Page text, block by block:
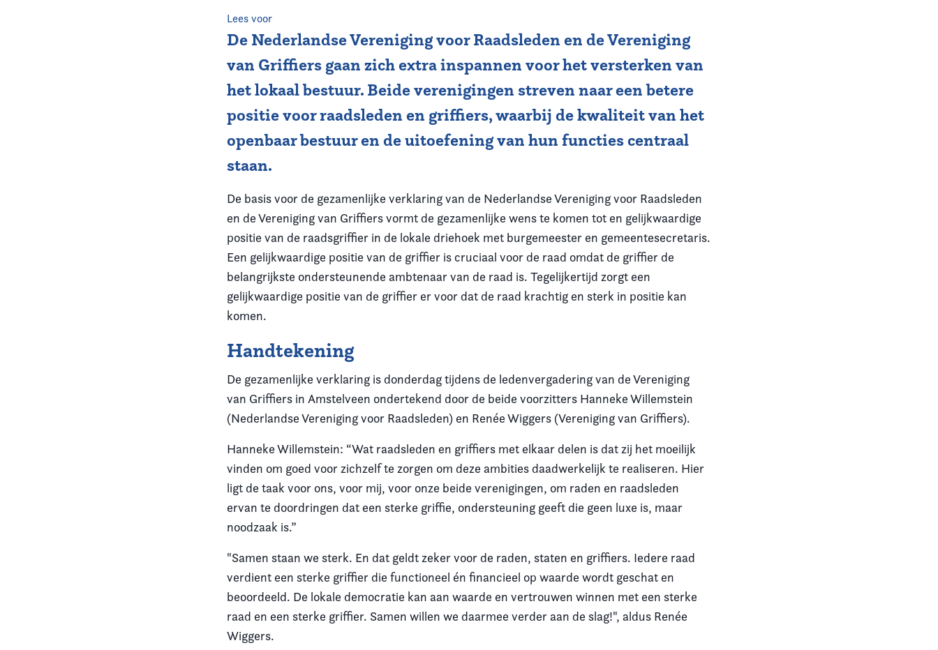
Lees voor
De Nederlandse Vereniging voor Raadsleden en de Vereniging
van Griffiers gaan zich extra inspannen voor het versterken van
het lokaal bestuur. Beide verenigingen streven naar een betere
positie voor raadsleden en griffiers, waarbij de kwaliteit van het
openbaar bestuur en de uitoefening van hun functies centraal
staan.
De basis voor de gezamenlijke verklaring van de Nederlandse Vereniging voor Raadsleden
en de Vereniging van Griffiers vormt de gezamenlijke wens te komen tot en gelijkwaardige
positie van de raadsgriffier in de lokale driehoek met burgemeester en gemeentesecretaris.
Een gelijkwaardige positie van de griffier is cruciaal voor de raad omdat de griffier de
belangrijkste ondersteunende ambtenaar van de raad is. Tegelijkertijd zorgt een
gelijkwaardige positie van de griffier er voor dat de raad krachtig en sterk in positie kan
komen.
Handtekening
De gezamenlijke verklaring is donderdag tijdens de ledenvergadering van de Vereniging
van Griffiers in Amstelveen ondertekend door de beide voorzitters Hanneke Willemstein
(Nederlandse Vereniging voor Raadsleden) en Renée Wiggers (Vereniging van Griffiers).
Hanneke Willemstein: “Wat raadsleden en griffiers met elkaar delen is dat zij het moeilijk
vinden om goed voor zichzelf te zorgen om deze ambities daadwerkelijk te realiseren. Hier
ligt de taak voor ons, voor mij, voor onze beide verenigingen, om raden en raadsleden
ervan te doordringen dat een sterke griffie, ondersteuning geeft die geen luxe is, maar
noodzaak is.”
"Samen staan we sterk. En dat geldt zeker voor de raden, staten en griffiers. Iedere raad
verdient een sterke griffier die functioneel én financieel op waarde wordt geschat en
beoordeeld. De lokale democratie kan aan waarde en vertrouwen winnen met een sterke
raad en een sterke griffier. Samen willen we daarmee verder aan de slag!", aldus Renée
Wiggers.